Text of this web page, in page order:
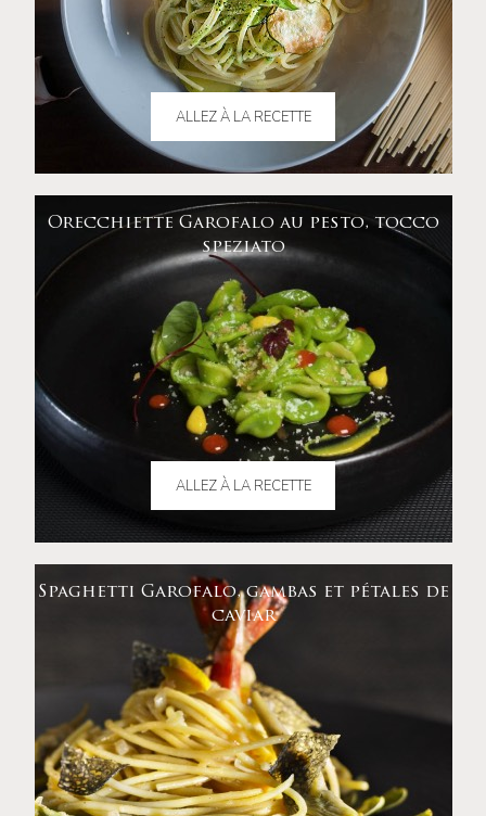
ALLEZ À LA RECETTE
Orecchiette Garofalo au pesto, tocco
speziato
ALLEZ À LA RECETTE
Spaghetti Garofalo, gambas et pétales de
caviar